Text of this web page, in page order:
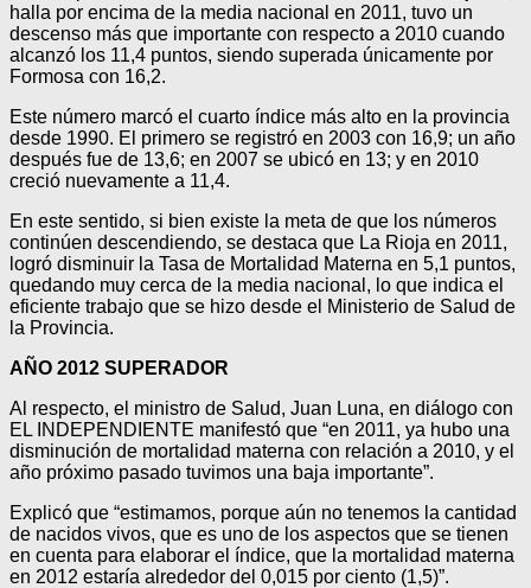
halla por encima de la media nacional en 2011, tuvo un
descenso más que importante con respecto a 2010 cuando
alcanzó los 11,4 puntos, siendo superada únicamente por
Formosa con 16,2.
Este número marcó el cuarto índice más alto en la provincia
desde 1990. El primero se registró en 2003 con 16,9; un año
después fue de 13,6; en 2007 se ubicó en 13; y en 2010
creció nuevamente a 11,4.
En este sentido, si bien existe la meta de que los números
continúen descendiendo, se destaca que La Rioja en 2011,
logró disminuir la Tasa de Mortalidad Materna en 5,1 puntos,
quedando muy cerca de la media nacional, lo que indica el
eficiente trabajo que se hizo desde el Ministerio de Salud de
la Provincia.
AÑO 2012 SUPERADOR
Al respecto, el ministro de Salud, Juan Luna, en diálogo con
EL INDEPENDIENTE manifestó que “en 2011, ya hubo una
disminución de mortalidad materna con relación a 2010, y el
año próximo pasado tuvimos una baja importante”.
Explicó que “estimamos, porque aún no tenemos la cantidad
de nacidos vivos, que es uno de los aspectos que se tienen
en cuenta para elaborar el índice, que la mortalidad materna
en 2012 estaría alrededor del 0,015 por ciento (1,5)”.